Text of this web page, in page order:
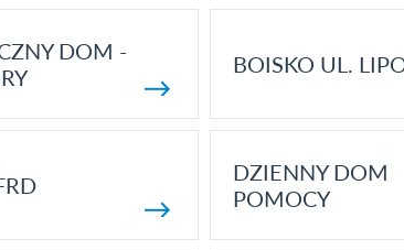
DOM -
BOISKO UL.
DZIENNY DOM
POMOCY